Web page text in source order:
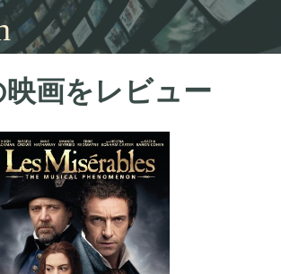
映画をレビュー